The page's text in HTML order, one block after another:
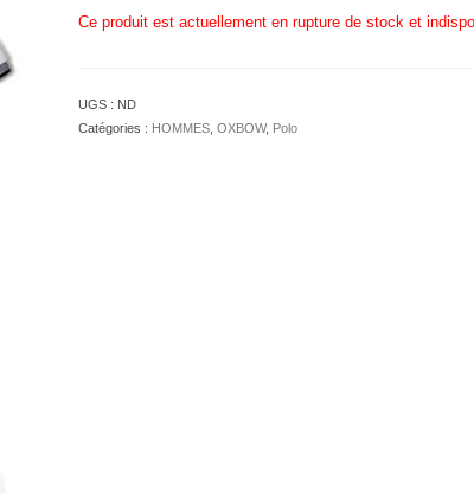
Ce produit est actuellement en rupture de stock et
UGS : ND
Catégories : HOMMES, OXBOW, Polo